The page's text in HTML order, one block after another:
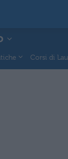
Corsi di